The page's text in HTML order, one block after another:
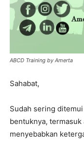
ABCD Training by Amerta
Sahabat,
Sudah sering
bentuknya,
menyebabkan